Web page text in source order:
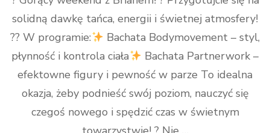
solidną dawkę tańca, energii i świetnej atmosfery!
?? W programie:
Bachata Bodymovement – styl,
płynność i kontrola ciała
Bachata Partnerwork –
efektowne figury i pewność w parze To idealna
okazja, żeby podnieść swój poziom, nauczyć się
czegoś nowego i spędzić czas w świetnym